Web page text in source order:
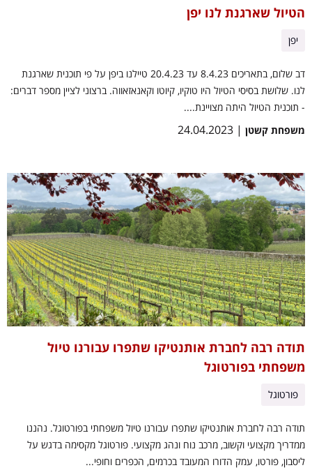
הטיול שארגנת לנו יפן
יפן
דב שלום, בתאריכים 8.4.23 עד 20.4.23 טיילנו ביפן על פי תוכנית שארגנת
לנו. שלושת בסיסי הטיול היו טוקיו, קיוטו וקאנאזאווה. ברצוני לציין מספר דברים:
- תוכנית הטיול היתה מצויינת....
משפחת קשטן | 24.04.2023
תודה רבה לחברת אותנטיקו שתפרו עבורנו טיול
משפחתי בפורטוגל
פורטוגל
תודה רבה לחברת אותנטיקו שתפרו עבורנו טיול משפחתי בפורטוגל. נהננו
ממדריך מקצועי וקשוב, מרכב נוח ונהג מקצועי. פורטוגל מקסימה בדגש על
ליסבון, פורטו, עמק הדורו המעובד בכרמים, הכפרים וחופי...